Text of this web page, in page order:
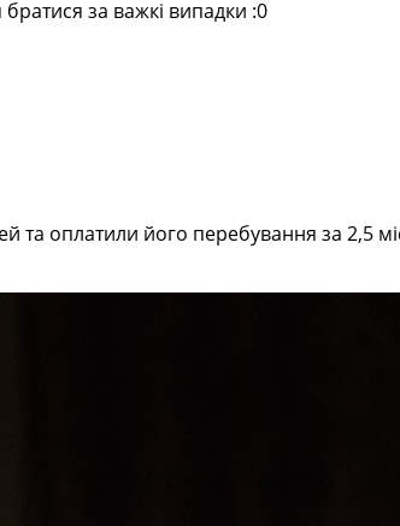
за важкі випадки :0
та оплатили його перебування за